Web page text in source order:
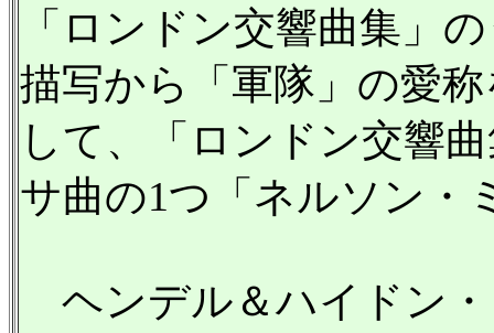
「ロンドン交響曲集」
描写から「軍隊」の愛
して、「ロンドン交響
サ曲の1つ「ネルソン・
ヘンデル＆ハイドン